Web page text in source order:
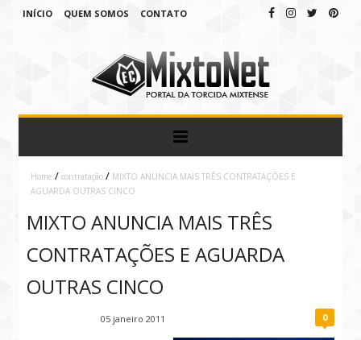
INÍCIO QUEM SOMOS CONTATO
Home / contratação / MIXTO ANUNCIA MAIS TRÊS CONTRATAÇÕES E
AGUARDA OUTRAS CINCO
MIXTO ANUNCIA MAIS TRÊS
CONTRATAÇÕES E AGUARDA
OUTRAS CINCO
05 janeiro 2011 0